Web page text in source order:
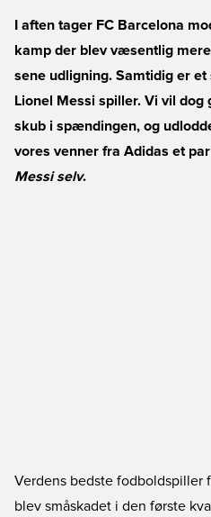
I aften tager FC Barcelona
kamp der blev væsentlig
sene udligning. Samtidig er
Lionel Messi spiller. Vi vil
skub i spændingen, og
vores venner fra Adidas et par
Messi selv.
Verdens bedste fodboldspiller
blev småskadet i den første